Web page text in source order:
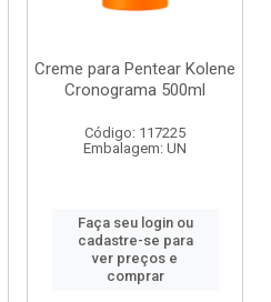
Creme para Pentear Kolene
Cronograma 500ml
Código: 117225
Embalagem: UN
Faça seu login ou
cadastre-se para
ver preços e
comprar